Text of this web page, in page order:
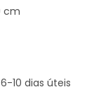
cm
10 dias úteis